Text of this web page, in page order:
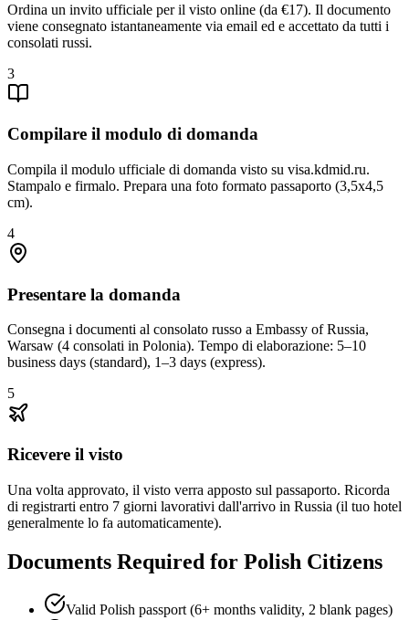
Ordina un invito ufficiale per il visto online (da €17). Il documento
viene consegnato istantaneamente via email ed e accettato da tutti i
consolati russi.
3
Compilare il modulo di domanda
Compila il modulo ufficiale di domanda visto su visa.kdmid.ru.
Stampalo e firmalo. Prepara una foto formato passaporto (3,5x4,5
cm).
4
Presentare la domanda
Consegna i documenti al consolato russo a Embassy of Russia,
Warsaw (4 consolati in Polonia). Tempo di elaborazione: 5–10
business days (standard), 1–3 days (express).
5
Ricevere il visto
Una volta approvato, il visto verra apposto sul passaporto. Ricorda
di registrarti entro 7 giorni lavorativi dall'arrivo in Russia (il tuo hotel
generalmente lo fa automaticamente).
Documents Required for Polish Citizens
Valid Polish passport (6+ months validity, 2 blank pages)